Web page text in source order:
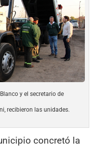
y el secretario de
recibieron las unidades.
concretó la